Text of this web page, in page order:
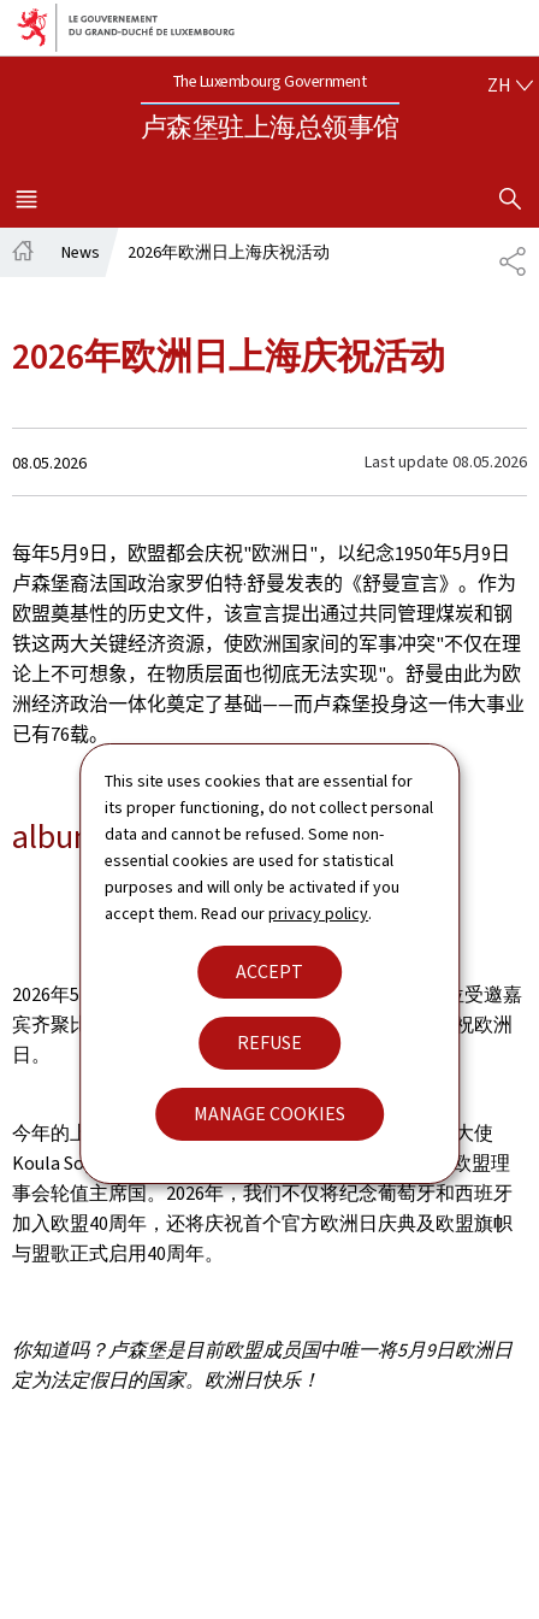
This site uses cookies that are essential for
its proper functioning, do not collect personal
data and cannot be refused. Some non-
essential cookies are used for statistical
purposes and will only be activated if you
accept them. Read ourprivacy policy.
ACCEPT
REFUSE
MANAGE COOKIES
Aller au menu principal
Aller au contenu
The Luxembourg Government
卢森堡驻上海总领事馆
ZH 中文
MENU
MAIN
SHOW
News 2026年欧洲日上海庆祝活动
2026年欧洲日上海庆祝活动
Created
on
08.05.2026 Last update 08.05.2026
每年5月 9 日，欧盟都会庆祝"欧洲日 "，以纪念1950年5月 9 日
卢森堡裔法国政治家罗伯特·舒曼发表的《舒曼宣言》。作为
欧盟奠基性的历史文件，该宣言提出通过共同管理煤炭和钢
铁这两大关键经济资源，使欧洲国家间的军事冲突"不仅在理
论上不可想象，在物质层面也彻底无法实现"。舒曼由此为欧
洲经济政治一体化奠定了基础——而卢森堡投身这一伟大事业
已有76载。
album-photo
2026年5 日，欧盟成员国各驻上海总领事馆与
位受邀嘉
宾齐聚比利时驻沪总领事馆，共同举办花园招待会庆祝欧洲
日。
今年的上海欧洲日庆祝活动别具意义，塞浦路斯驻华大使
Koula Sophianou
塞浦路斯目前担任欧盟理
事会轮值主席国。2026年，我们不仅将纪念葡萄牙和西班牙
加入欧盟40周年，还将庆祝首个官方欧洲日庆典及欧盟旗帜
与盟歌正式启用 40周年。
你知道吗？卢森堡是目前欧盟成员国中唯一将5月9日欧洲日
定为法定假日的国家。欧洲日快乐！